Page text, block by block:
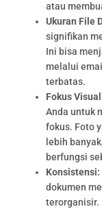
atau
Ukuran File
signifikan
Ini bisa
melalui
terbatas.
Fokus
Anda untuk
fokus. Foto
lebih
berfungsi
Konsistensi:
dokumen
terorganisir.